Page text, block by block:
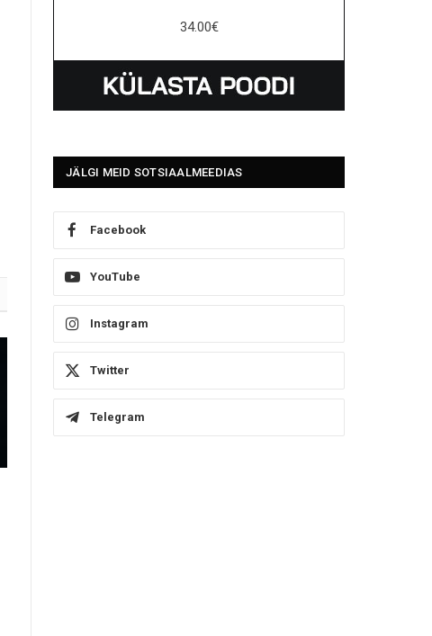
34.00€
JÄLGI MEID SOTSIAALMEEDIAS
Facebook
YouTube
Instagram
Twitter
Telegram